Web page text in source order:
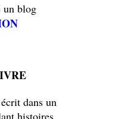
un blog
dans un
histoires